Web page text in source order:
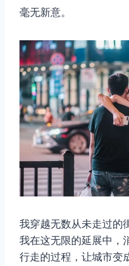
毫无新意。
我穿越无数从未走过的
我在这无限的延展中，
行走的过程，让城市变